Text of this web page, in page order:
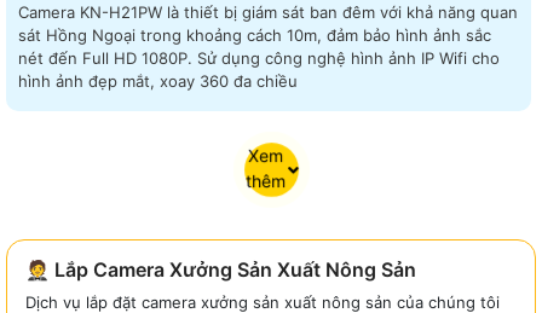
Camera KN-H21PW là thiết bị giám sát ban đêm với khả năng quan
sát Hồng Ngoại trong khoảng cách 10m, đảm bảo hình ảnh sắc
nét đến Full HD 1080P. Sử dụng công nghệ hình ảnh IP Wifi cho
hình ảnh đẹp mắt, xoay 360 đa chiều
Xem
thêm
🤵 Lắp Camera Xưởng Sản Xuất Nông Sản
Dịch vụ lắp đặt camera xưởng sản xuất nông sản của chúng tôi